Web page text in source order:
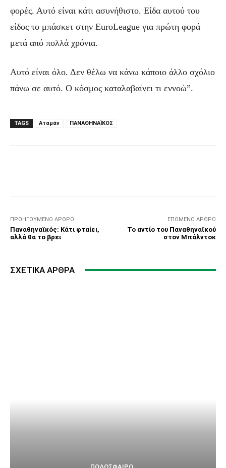
φορές. Αυτό είναι κάτι ασυνήθιστο. Είδα αυτού του
είδος το μπάσκετ στην EuroLeague για πρώτη φορά
μετά από πολλά χρόνια.
Αυτό είναι όλο. Δεν θέλω να κάνω κάποιο άλλο σχόλιο
πάνω σε αυτό. Ο κόσμος καταλαβαίνει τι εννοώ”.
TAGS Αταμάν ΠΑΝΑΘΗΝΑΪΚΟΣ
ΠΡΟΗΓΟΎΜΕΝΟ ΆΡΘΡΟ
Παναθηναϊκός: Κάτι φταίει,
αλλά θα το βρει
ΕΠΌΜΕΝΟ ΆΡΘΡΟ
Το αντίο του Παναθηναϊκού
στον Μπάλντοκ
ΣΧΕΤΙΚΆ ΆΡΘΡΑ